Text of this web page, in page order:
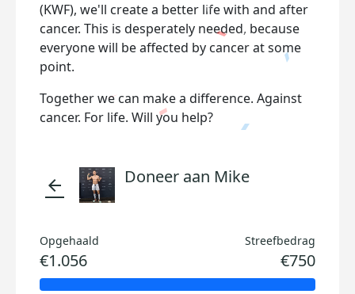
(KWF), we'll create a better life with and after
cancer. This is desperately needed, because
everyone will be affected by cancer at some
point.
Together we can make a difference. Against
cancer. For life. Will you help?
arrow_back Doneer aan Mike
Opgehaald
€1.056
Streefbedrag
€750